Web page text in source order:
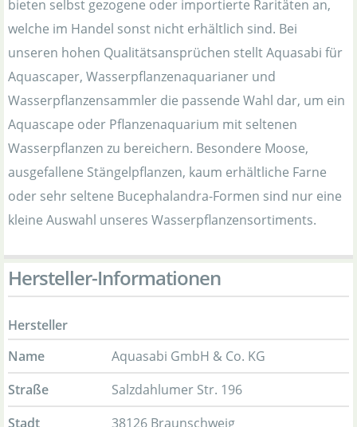
bieten selbst gezogene oder importierte Raritäten an,
welche im Handel sonst nicht erhältlich sind. Bei
unseren hohen Qualitätsansprüchen stellt Aquasabi für
Aquascaper, Wasserpflanzenaquarianer und
Wasserpflanzensammler die passende Wahl dar, um ein
Aquascape oder Pflanzenaquarium mit seltenen
Wasserpflanzen zu bereichern. Besondere Moose,
ausgefallene Stängelpflanzen, kaum erhältliche Farne
oder sehr seltene Bucephalandra-Formen sind nur eine
kleine Auswahl unseres Wasserpflanzensortiments.
Hersteller-Informationen
Hersteller
Name
Aquasabi GmbH & Co. KG
Straße
Salzdahlumer Str. 196
Stadt
38126 Braunschweig